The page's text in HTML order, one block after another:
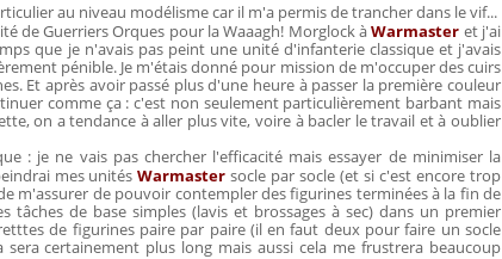
au niveau modélisme car il m'a permis de trancher dans le vif...
de Guerriers Orques pour la Waaagh! Morglock àWarmaster et j'ai
que je n'avais pas peint une unité d'infanterie classique et j'avais
pénible. Je m'étais donné pour mission de m'occuper des cuirs
Et après avoir passé plus d'une heure à passer la première couleur
comme ça : c'est non seulement particulièrement barbant mais
on a tendance à aller plus vite, voire à bacler le travail et à oublier
: je ne vais pas chercher l'efficacité mais essayer de minimiser la
mes unitésWarmaster socle par socle (et si c'est encore trop
m'assurer de pouvoir contempler des figurines terminées à la fin de
tâches de base simples (lavis et brossages à sec) dans un premier
de figurines paire par paire (il en faut deux pour faire un socle
certainement plus long mais aussi cela me frustrera beaucoup